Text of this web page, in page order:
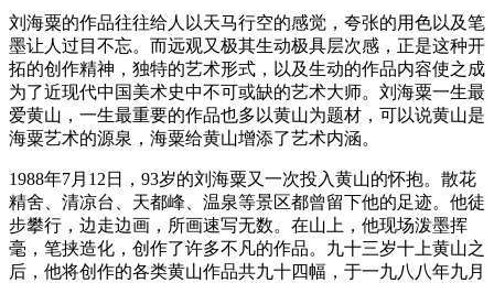
刘海粟的作品往往给人以天马行空的感觉，夸张的用色以及笔
墨让人过目不忘。而远观又极其生动极具层次感，正是这种开
拓的创作精神，独特的艺术形式，以及生动的作品内容使之成
为了近现代中国美术史中不可或缺的艺术大师。刘海粟一生最
爱黄山，一生最重要的作品也多以黄山为题材，可以说黄山是
海粟艺术的源泉，海粟给黄山增添了艺术内涵。
1988年7月12日，93岁的刘海粟又一次投入黄山的怀抱。散花
精舍、清凉台、天都峰、温泉等景区都曾留下他的足迹。他徒
步攀行，边走边画，所画速写无数。在山上，他现场泼墨挥
毫，笔挟造化，创作了许多不凡的作品。九十三岁十上黄山之
后，他将创作的各类黄山作品共九十四幅，于一九八八年九月